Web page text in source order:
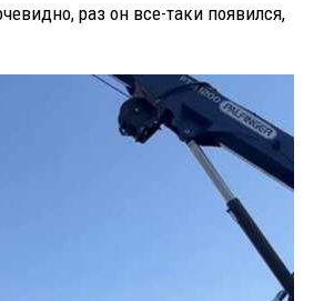
раз он все-таки появился,